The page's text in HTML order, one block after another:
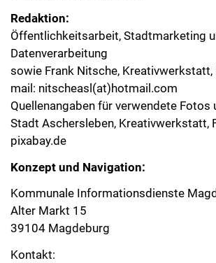
Redaktion:
Öffentlichkeitsarbeit, Stadtmarketing
Datenverarbeitung
sowie Frank Nitsche, Kreativwerkstatt,
mail: nitscheasl(at)hotmail.com
Quellenangaben für verwendete Fotos
Stadt Aschersleben, Kreativwerkstatt,
pixabay.de
Konzept und Navigation:
Kommunale Informationsdienste
Alter Markt 15
39104 Magdeburg
Kontakt: